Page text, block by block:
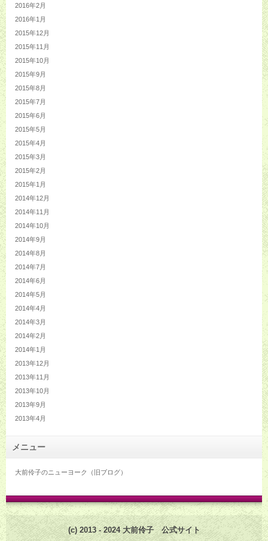
2016年2月
2016年1月
2015年12月
2015年11月
2015年10月
2015年9月
2015年8月
2015年7月
2015年6月
2015年5月
2015年4月
2015年3月
2015年2月
2015年1月
2014年12月
2014年11月
2014年10月
2014年9月
2014年8月
2014年7月
2014年6月
2014年5月
2014年4月
2014年3月
2014年2月
2014年1月
2013年12月
2013年11月
2013年10月
2013年9月
2013年4月
メニュー
大前伶子のニューヨーク（旧ブログ）
(c) 2013 - 2024 大前伶子 公式サイト